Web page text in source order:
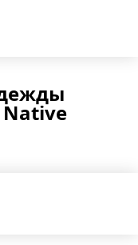
Native